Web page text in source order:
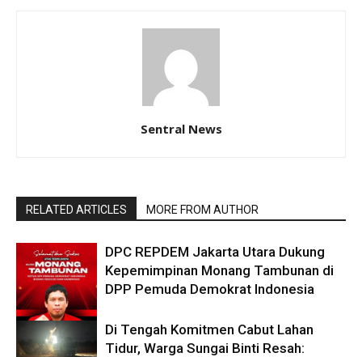
Sentral News
RELATED ARTICLES MORE FROM AUTHOR
DAERAH
DPC REPDEM Jakarta Utara Dukung
Kepemimpinan Monang Tambunan di
DPP Pemuda Demokrat Indonesia
Di Tengah Komitmen Cabut Lahan
Tidur, Warga Sungai Binti Resah: